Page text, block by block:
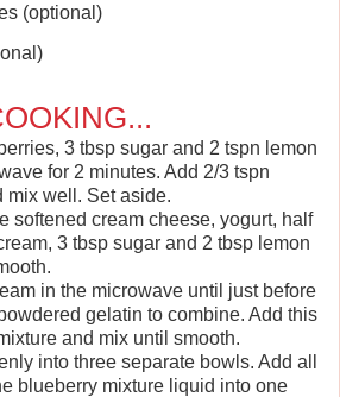
(optional)
3 tbsp sugar and 2 tspn lemon
for 2 minutes. Add 2/3 tspn
mix well. Set aside.
softened cream cheese, yogurt, half
3 tbsp sugar and 2 tbsp lemon
in the microwave until just before
gelatin to combine. Add this
and mix until smooth.
into three separate bowls. Add all
blueberry mixture liquid into one